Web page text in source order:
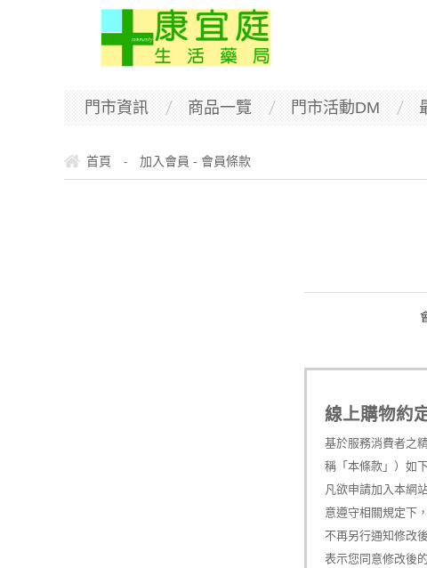
門市資訊 商品一覽 門市活動DM
首頁 - 加入會員 - 會員條款
線上購物約
基於服務消費者之
稱「本條款」）如
凡欲申請加入本網
意遵守相關規定下
不再另行通知修改
表示您同意修改後